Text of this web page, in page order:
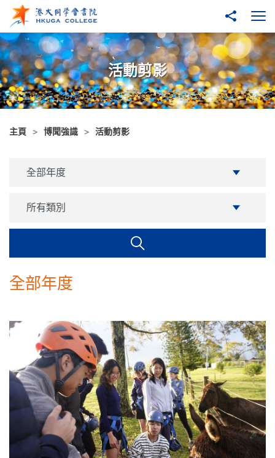
跳至主內容
分享到
打
活動剪影
主頁 博聞強識 活動剪影
全部年度
全部年度
分類
所有類別
搜尋